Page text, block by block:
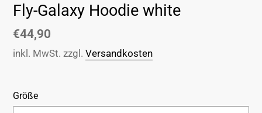
Fly-Galaxy Hoodie white
Normaler
Preis
€44,90
inkl. MwSt. zzgl. Versandkosten
Größe